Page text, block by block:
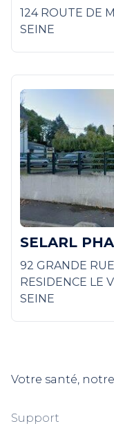
124 ROUTE DE
SEINE
SELARL
92 GRANDE
RESIDENCE LE
SEINE
Votre santé,
Support